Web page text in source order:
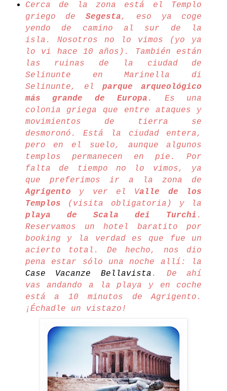
Cerca de la zona está el Templo
griego deSegesta, eso ya coge
yendo de camino al sur de la
isla. Nosotros no lo vimos (yo ya
lo vi hace 10 años). También están
las ruinas de la ciudad de
Selinunte en Marinella di
Selinunte, elparque arqueológico
más grande de Europa . Es una
colonia griega que entre ataques y
movimientos de tierra se
desmoronó. Está la ciudad entera,
pero en el suelo, aunque algunos
templos permanecen en pie.Por
falta de tiempo no lo vimos, ya
que preferimos ir a la zona de
Agrigento y ver el Valle de los
Templos (visita obligatoria) y la
playa de Scala dei Turchi .
Reservamos un hotel baratito por
booking y la verdad es que fue un
acierto total. De hecho, nos dio
pena estar sólo una noche allí: la
Case Vacanze Bellavista . De ahí
vas andando a la playa y en coche
está a 10 minutos de Agrigento.
¡Échadle un vistazo!